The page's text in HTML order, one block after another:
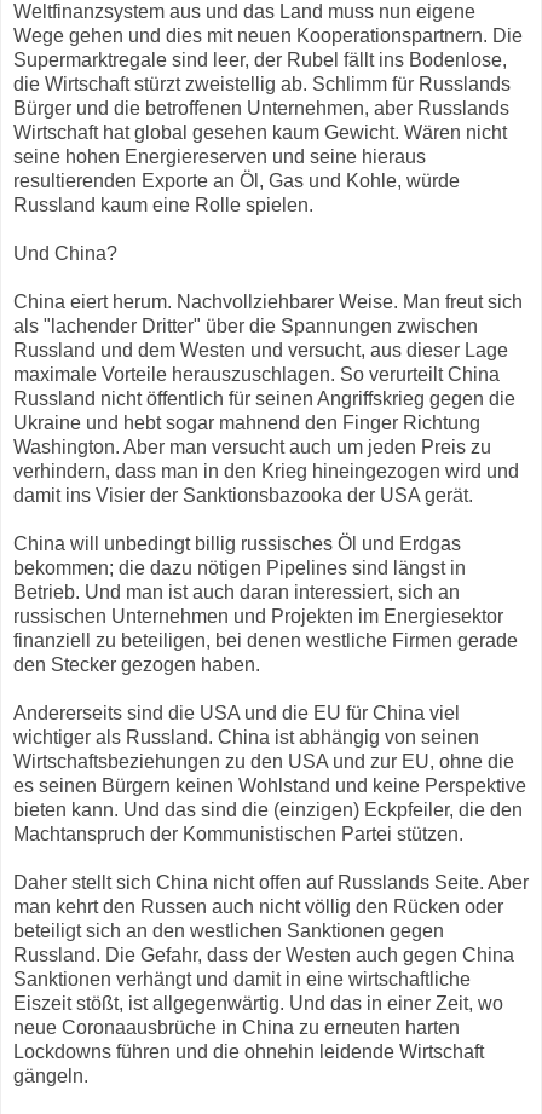
Weltfinanzsystem aus und das Land muss nun eigene
Wege gehen und dies mit neuen Kooperationspartnern. Die
Supermarktregale sind leer, der Rubel fällt ins Bodenlose,
die Wirtschaft stürzt zweistellig ab. Schlimm für Russlands
Bürger und die betroffenen Unternehmen, aber Russlands
Wirtschaft hat global gesehen kaum Gewicht. Wären nicht
seine hohen Energiereserven und seine hieraus
resultierenden Exporte an Öl, Gas und Kohle, würde
Russland kaum eine Rolle spielen.
Und China?
China eiert herum. Nachvollziehbarer Weise. Man freut sich
als "lachender Dritter" über die Spannungen zwischen
Russland und dem Westen und versucht, aus dieser Lage
maximale Vorteile herauszuschlagen. So verurteilt China
Russland nicht öffentlich für seinen Angriffskrieg gegen die
Ukraine und hebt sogar mahnend den Finger Richtung
Washington. Aber man versucht auch um jeden Preis zu
verhindern, dass man in den Krieg hineingezogen wird und
damit ins Visier der Sanktionsbazooka der USA gerät.
China will unbedingt billig russisches Öl und Erdgas
bekommen; die dazu nötigen Pipelines sind längst in
Betrieb. Und man ist auch daran interessiert, sich an
russischen Unternehmen und Projekten im Energiesektor
finanziell zu beteiligen, bei denen westliche Firmen gerade
den Stecker gezogen haben.
Andererseits sind die USA und die EU für China viel
wichtiger als Russland. China ist abhängig von seinen
Wirtschaftsbeziehungen zu den USA und zur EU, ohne die
es seinen Bürgern keinen Wohlstand und keine Perspektive
bieten kann. Und das sind die (einzigen) Eckpfeiler, die den
Machtanspruch der Kommunistischen Partei stützen.
Daher stellt sich China nicht offen auf Russlands Seite. Aber
man kehrt den Russen auch nicht völlig den Rücken oder
beteiligt sich an den westlichen Sanktionen gegen
Russland. Die Gefahr, dass der Westen auch gegen China
Sanktionen verhängt und damit in eine wirtschaftliche
Eiszeit stößt, ist allgegenwärtig. Und das in einer Zeit, wo
neue Coronaausbrüche in China zu erneuten harten
Lockdowns führen und die ohnehin leidende Wirtschaft
gängeln.